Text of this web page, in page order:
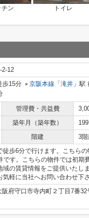
チン トイレ
2-12
歩15分 京阪本線 「 滝井 」駅
管理費・共益費
築年月（築年数）
階建 3階
歩6分で行けます。こちらの
です。こちらの物件では初期
域の賃貸情報をご提供いたし
軽に当社へお問い合わせ下さ
阪府守口市寺内町２丁目7番32